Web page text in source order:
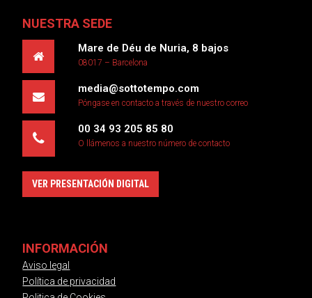
NUESTRA SEDE
Mare de Déu de Nuria, 8 bajos
08017 – Barcelona
media@sottotempo.com
Póngase en contacto a través de nuestro correo
00 34 93 205 85 80
O llámenos a nuestro número de contacto
VER PRESENTACIÓN DIGITAL
INFORMACIÓN
Aviso legal
Política de privacidad